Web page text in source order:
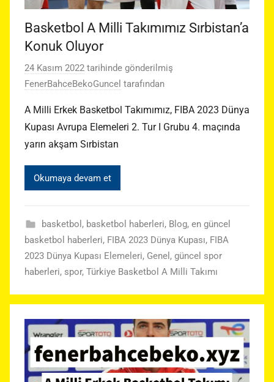
Basketbol A Milli Takımımız Sırbistan’a
Konuk Oluyor
24 Kasım 2022 tarihinde gönderilmiş
FenerBahceBekoGuncel tarafından
A Milli Erkek Basketbol Takımımız, FIBA 2023 Dünya
Kupası Avrupa Elemeleri 2. Tur I Grubu 4. maçında
yarın akşam Sırbistan
Okumaya devam et
basketbol , basketbol haberleri, Blog, en güncel
basketbol haberleri, FIBA 2023 Dünya Kupası, FIBA
2023 Dünya Kupası Elemeleri, Genel , güncel spor
haberleri, spor, Türkiye Basketbol A Milli Takımı